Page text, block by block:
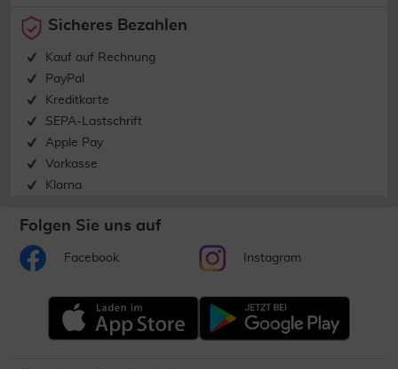
Sicheres Bezahlen
Kauf auf Rechnung
PayPal
Kreditkarte
SEPA-Lastschrift
Apple Pay
Vorkasse
Klarna
Folgen Sie uns auf
Facebook Instagram